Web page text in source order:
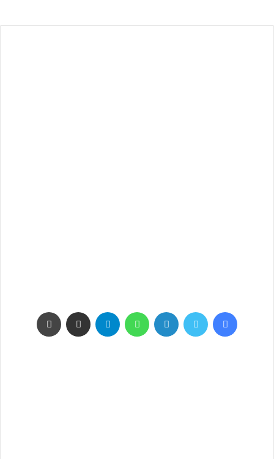
فيسبوك تويتر لينكدإن واتساب تيلقرام مشاركة عبر البريد